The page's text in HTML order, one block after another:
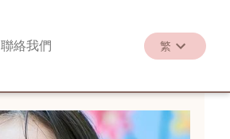
聯絡我們 繁
EN